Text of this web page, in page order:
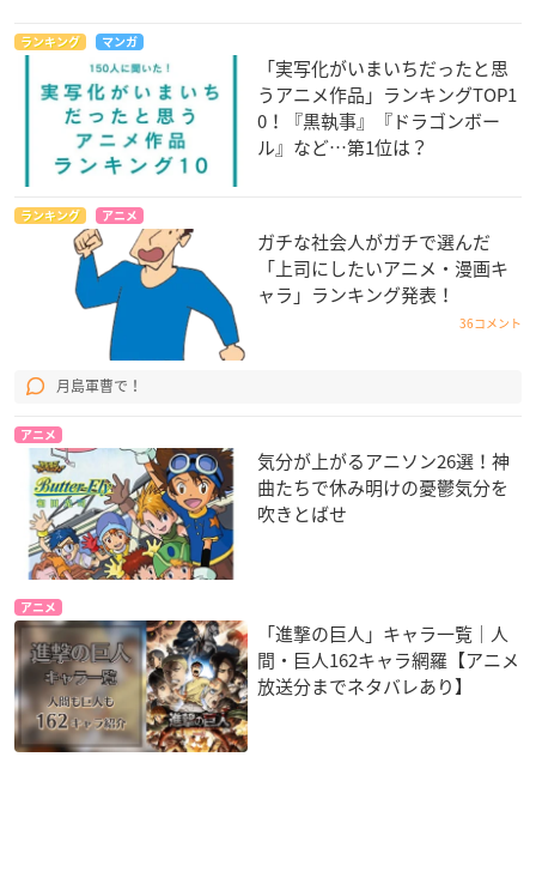
ランキング マンガ
「実写化がいまいちだったと思
うアニメ作品」ランキングTOP1
0！『黒執事』『ドラゴンボー
ル』など…第1位は？
ランキング アニメ
ガチな社会人がガチで選んだ
「上司にしたいアニメ・漫画キ
ャラ」ランキング発表！
36コメント
月島軍曹で！
アニメ
気分が上がるアニソン26選！神
曲たちで休み明けの憂鬱気分を
吹きとばせ
アニメ
「進撃の巨人」キャラ一覧｜人
間・巨人162キャラ網羅【アニメ
放送分までネタバレあり】